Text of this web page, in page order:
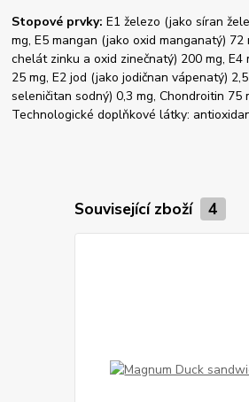
Stopové prvky: E1 železo (jako síran
mg, E5 mangan (jako oxid manganatý) 72
chelát zinku a oxid zinečnatý) 200 mg, E4
25 mg, E2 jod (jako jodičnan vápena­tý)
seleničitan sodný) 0,3 mg, Chondroitin 75
Technologické doplňkové látky:
Související zboží 4